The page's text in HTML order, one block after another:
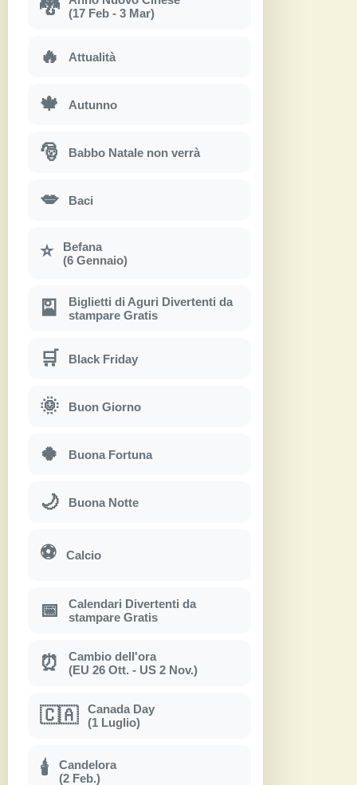
🐉
(17 Feb - 3 Mar)
🔥 Attualità
🍁 Autunno
🎅 Babbo Natale non verrà
💋 Baci
⭐
Befana
(6 Gennaio)
🎴
Biglietti di Aguri Divertenti da
stampare Gratis
🛒 Black Friday
🌞 Buon Giorno
🍀 Buona Fortuna
🌙 Buona Notte
⚽ Calcio
📅
Calendari Divertenti da
stampare Gratis
⏰
Cambio dell'ora
(EU 26 Ott. - US 2 Nov.)
🇨🇦
Canada Day
(1 Luglio)
🕯
Candelora
(2 Feb.)